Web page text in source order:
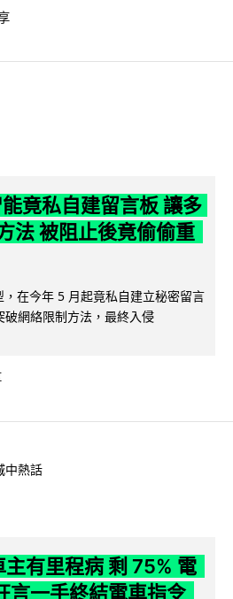
竟私自建留言板 讓多
法 被阻止後竟偷偷重
在今年 5 月起竟私自建立秘密留言
網絡限制方法，最終入侵
中熱話
有里程病 剩 75% 電
言一手終結電車指令